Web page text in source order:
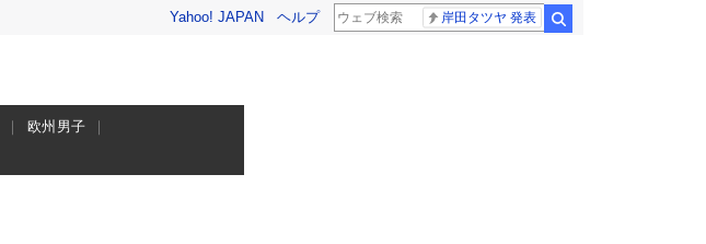
Yahoo! JAPAN ヘルプ 岸田タツヤ 発表
欧州男子